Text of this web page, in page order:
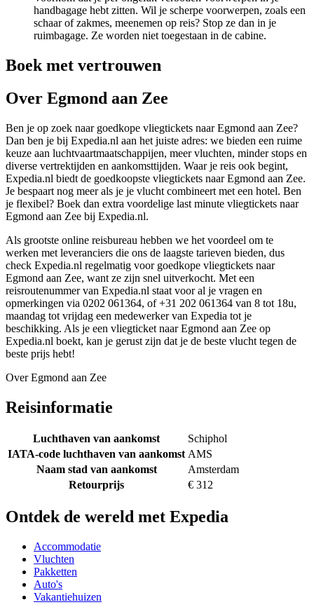
handbagage hebt zitten. Wil je scherpe voorwerpen, zoals een
schaar of zakmes, meenemen op reis? Stop ze dan in je
ruimbagage. Ze worden niet toegestaan in de cabine.
Boek met vertrouwen
Over Egmond aan Zee
Ben je op zoek naar goedkope vliegtickets naar Egmond aan Zee?
Dan ben je bij Expedia.nl aan het juiste adres: we bieden een ruime
keuze aan luchtvaartmaatschappijen, meer vluchten, minder stops en
diverse vertrektijden en aankomsttijden. Waar je reis ook begint,
Expedia.nl biedt de goedkoopste vliegtickets naar Egmond aan Zee.
Je bespaart nog meer als je je vlucht combineert met een hotel. Ben
je flexibel? Boek dan extra voordelige last minute vliegtickets naar
Egmond aan Zee bij Expedia.nl.
Als grootste online reisbureau hebben we het voordeel om te
werken met leveranciers die ons de laagste tarieven bieden, dus
check Expedia.nl regelmatig voor goedkope vliegtickets naar
Egmond aan Zee, want ze zijn snel uitverkocht. Met een
reisroutenummer van Expedia.nl staat voor al je vragen en
opmerkingen via 0202 061364, of +31 202 061364 van 8 tot 18u,
maandag tot vrijdag een medewerker van Expedia tot je
beschikking. Als je een vliegticket naar Egmond aan Zee op
Expedia.nl boekt, kan je gerust zijn dat je de beste vlucht tegen de
beste prijs hebt!
Over Egmond aan Zee
Reisinformatie
Luchthaven van aankomst
Schiphol
IATA-code luchthaven van aankomst AMS
Naam stad van aankomst
Amsterdam
Retourprijs
€ 312
Ontdek de wereld met Expedia
Accommodatie
Vluchten
Pakketten
Auto's
Vakantiehuizen